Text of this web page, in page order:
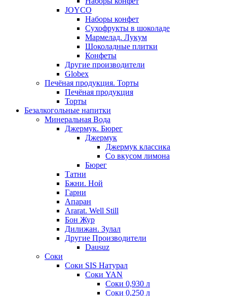
JOYCO
Наборы конфет
Сухофрукты в шоколаде
Мармелад. Лукум
Шоколадные плитки
Конфеты
Другие производители
Globex
Печёная продукция. Торты
Печёная продукция
Торты
Безалкогольные напитки
Минеральная Вода
Джермук. Бюрег
Джермук
Джермук классика
Со вкусом лимона
Бюрег
Татни
Бжни. Ной
Гарни
Апаран
Ararat. Well Still
Бон Жур
Дилижан. Зулал
Другие Производители
Dausuz
Соки
Соки SIS Натурал
Соки YAN
Соки 0,930 л
Соки 0,250 л